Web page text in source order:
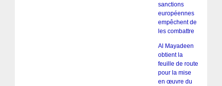
sanctions
européennes
empêchent de
les combattre
Al Mayadeen
obtient la
feuille de route
pour la mise
en œuvre du